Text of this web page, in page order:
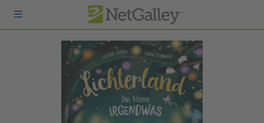
zum Hauptinhalt springen